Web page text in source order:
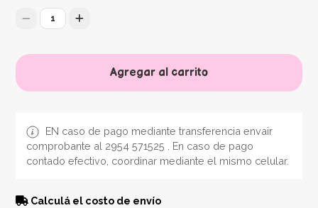
1
Agregar al carrito
EN caso de pago mediante transferencia envair
comprobante al 2954 571525 . En caso de pago
contado efectivo, coordinar mediante el mismo celular.
Calculá el costo de envío